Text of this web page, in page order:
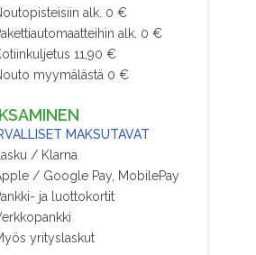
alk. 0 €
alk. 0 €
11,90 €
myymälästä 0 €
MAKSUTAVAT
/ Klarna
/ Google Pay, MobilePay
ja luottokortit
yrityslaskut